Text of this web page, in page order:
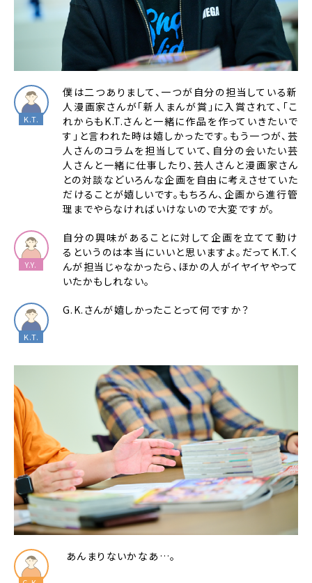
僕は二つありまして、一つが自分の担当している新
人漫画家さんが「新人まんが賞」に入賞されて、「こ
れからもK.T.さんと一緒に作品を作っていきたいで
す」と言われた時は嬉しかったです。もう一つが、芸
人さんのコラムを担当していて、自分の会いたい芸
人さんと一緒に仕事したり、芸人さんと漫画家さん
との対談などいろんな企画を自由に考えさせていた
だけることが嬉しいです。もちろん、企画から進行管
理までやらなければいけないので大変ですが。
自分の興味があることに対して企画を立てて動け
るというのは本当にいいと思いますよ。だってK.T.く
んが担当じゃなかったら、ほかの人がイヤイヤやって
いたかもしれない。
G.K.さんが嬉しかったことって何ですか？
あんまりないかなあ…。